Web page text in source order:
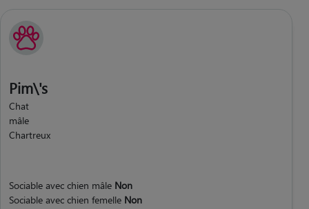
Pim\'s
Chat
mâle
Chartreux
Sociable avec chien mâle Non
Sociable avec chien femelle Non